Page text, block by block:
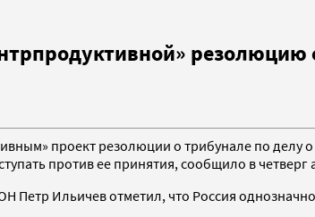
резолюцию
проект резолюции о трибунале по
против ее принятия, сообщило в четверг
Петр Ильичев отметил, что Россия